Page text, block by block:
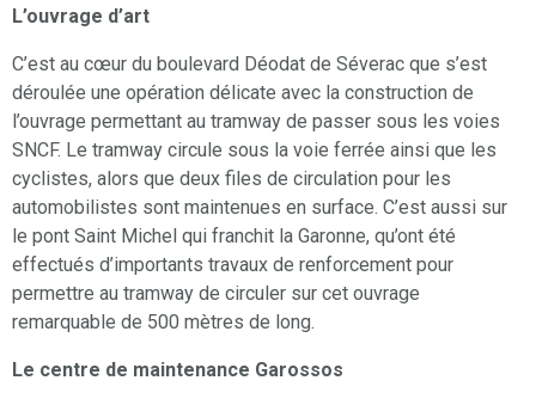
L’ouvrage d’art
C’est au cœur du boulevard Déodat de Séverac que s’est
déroulée une opération délicate avec la construction de
l’ouvrage permettant au tramway de passer sous les voies
SNCF. Le tramway circule sous la voie ferrée ainsi que les
cyclistes, alors que deux files de circulation pour les
automobilistes sont maintenues en surface. C’est aussi sur
le pont Saint Michel qui franchit la Garonne, qu’ont été
effectués d’importants travaux de renforcement pour
permettre au tramway de circuler sur cet ouvrage
remarquable de 500 mètres de long.
Le centre de maintenance Garossos